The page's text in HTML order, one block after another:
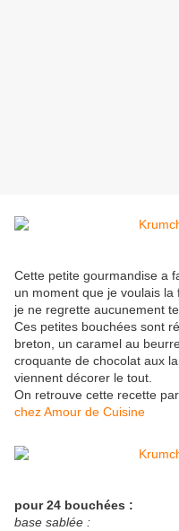
Cette petite gourmandise a
un moment que je voulais
je ne regrette aucunement
Ces petites bouchées sont
breton, un caramel au
croquante de chocolat aux
viennent décorer le tout.
On retrouve cette recette
chez Amour de Cuisine
pour 24 bouchées :
base sablée :